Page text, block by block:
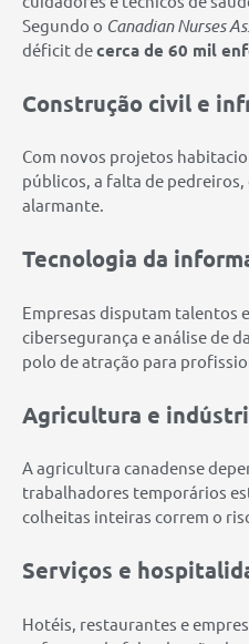
Segundo o Canadian Nurses
déficit decerca de 60 mil
Construção civil e
Com novos projetos
públicos, a falta de
alarmante.
Tecnologia da
Empresas disputam talentos
cibersegurança e análise de
polo de atração para
Agricultura e
A agricultura canadense
trabalhadores temporários
colheitas inteiras correm o
Serviços e
Hotéis, restaurantes e